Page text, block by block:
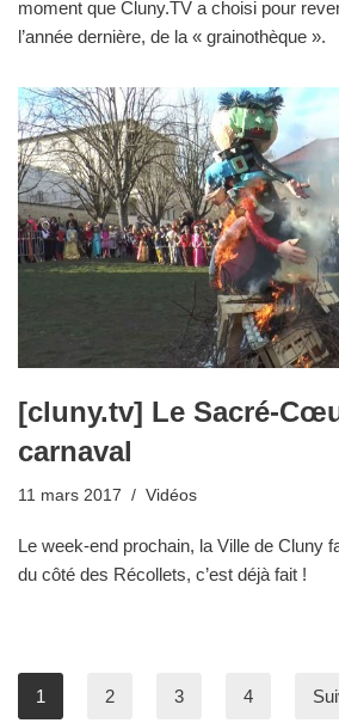
moment que Cluny.TV a choisi pour
l’année dernière, de la « grainothèque ».
[cluny.tv] Le Sacré-
carnaval
11 mars 2017 Vidéos
Le week-end prochain, la Ville de Cluny
du côté des Récollets, c’est déjà fait !
1 2 3 4